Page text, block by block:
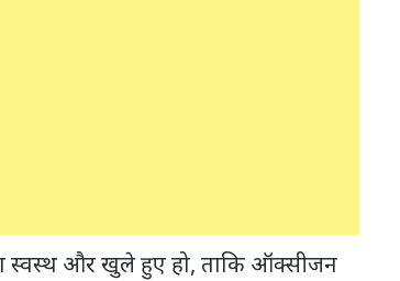
और खुले हुए हो, ताकि ऑक्सीजन